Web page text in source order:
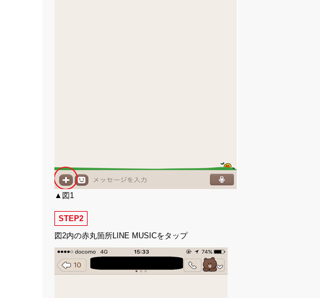
▲図1
STEP2
図2内の赤丸箇所LINE MUSICをタップ